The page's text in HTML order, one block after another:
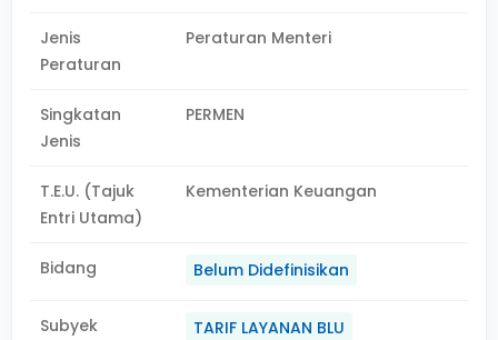
Jenis
Peraturan
Peraturan Menteri
Singkatan
Jenis
PERMEN
T.E.U. (Tajuk
Entri Utama)
Kementerian Keuangan
Bidang Belum Didefinisikan
Subyek
TARIF LAYANAN BLU